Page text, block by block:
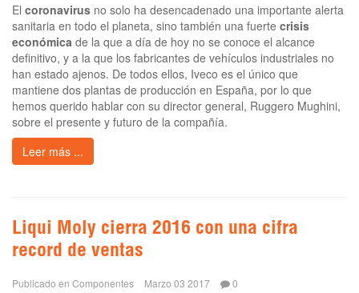
El coronavirus no solo ha desencadenado una importante alerta
sanitaria en todo el planeta, sino también una fuerte crisis
económica de la que a día de hoy no se conoce el alcance
definitivo, y a la que los fabricantes de vehículos industriales no
han estado ajenos. De todos ellos, Iveco es el único que
mantiene dos plantas de producción en España, por lo que
hemos querido hablar con su director general, Ruggero Mughini,
sobre el presente y futuro de la compañía.
Leer más ...
Liqui Moly cierra 2016 con una cifra
record de ventas
Publicado en Componentes Marzo 03 2017
0